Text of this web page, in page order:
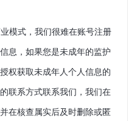
模式，我们很难在账号注册
息，如果您是未成年的监护
权获取未成年人个人信息的
联系方式联系我们，我们在
在核查属实后及时删除或匿